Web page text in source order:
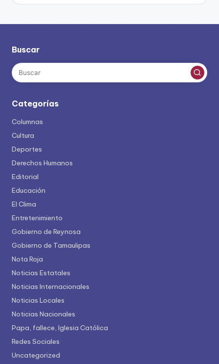
Buscar
Categorías
Columnas
Cultura
Deportes
Derechos Humanos
Editorial
Educación
El Clima
Entretenimiento
Gobierno de Reynosa
Gobierno de Tamaulipas
Nota Roja
Noticias Estatales
Noticias Internacionales
Noticias Locales
Noticias Nacionales
Papa, fallece, Iglesia Católica
Redes Sociales
Uncategorized